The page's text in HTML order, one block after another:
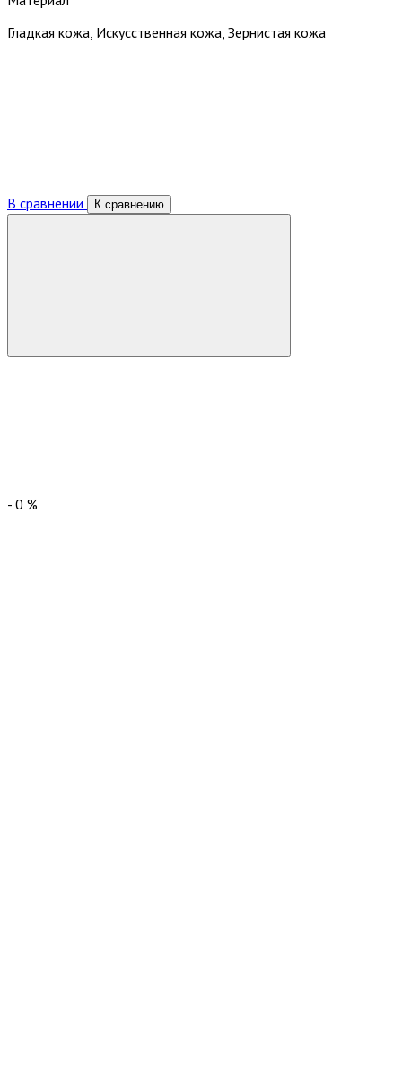
Гладкая кожа, Искусственная кожа, Зернистая кожа
В сравнении К сравнению
- 0 %